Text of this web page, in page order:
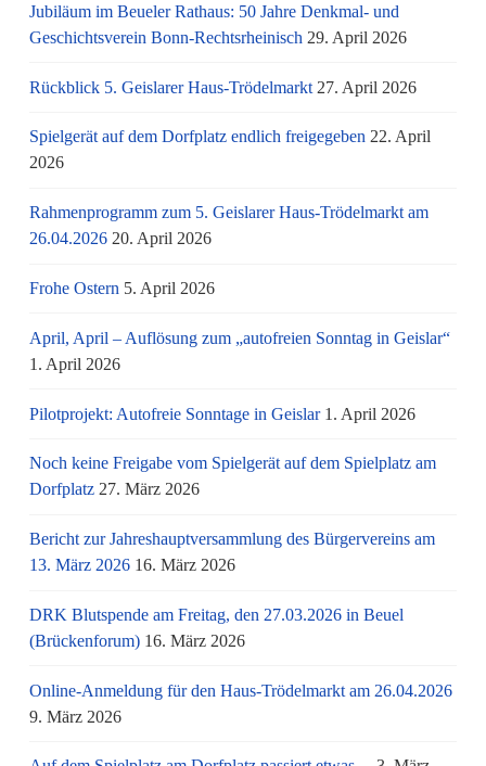
Jubiläum im Beueler Rathaus: 50 Jahre Denkmal- und
Geschichtsverein Bonn-Rechtsrheinisch 29. April 2026
Rückblick 5. Geislarer Haus-Trödelmarkt 27. April 2026
Spielgerät auf dem Dorfplatz endlich freigegeben 22. April
2026
Rahmenprogramm zum 5. Geislarer Haus-Trödelmarkt am
26.04.2026 20. April 2026
Frohe Ostern 5. April 2026
April, April – Auflösung zum „autofreien Sonntag in Geislar“
1. April 2026
Pilotprojekt: Autofreie Sonntage in Geislar 1. April 2026
Noch keine Freigabe vom Spielgerät auf dem Spielplatz am
Dorfplatz 27. März 2026
Bericht zur Jahreshauptversammlung des Bürgervereins am
13. März 2026 16. März 2026
DRK Blutspende am Freitag, den 27.03.2026 in Beuel
(Brückenforum) 16. März 2026
Online-Anmeldung für den Haus-Trödelmarkt am 26.04.2026
9. März 2026